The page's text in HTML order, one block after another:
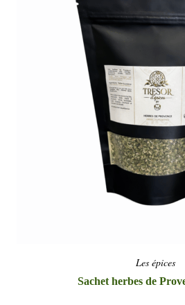
Les épices
Sachet herbes de